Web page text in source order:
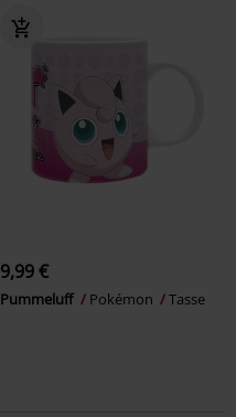
9,99 €
Pummeluff Pokémon Tasse